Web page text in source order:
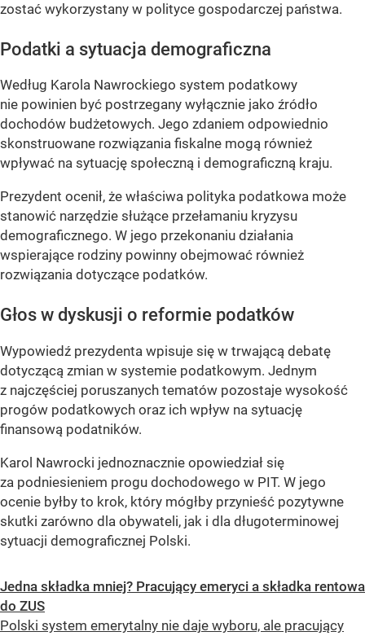
zostać wykorzystany w polityce gospodarczej państwa.
Podatki a sytuacja demograficzna
Według Karola Nawrockiego system podatkowy
nie powinien być postrzegany wyłącznie jako źródło
dochodów budżetowych. Jego zdaniem odpowiednio
skonstruowane rozwiązania fiskalne mogą również
wpływać na sytuację społeczną i demograficzną kraju.
Prezydent ocenił, że właściwa polityka podatkowa może
stanowić narzędzie służące przełamaniu kryzysu
demograficznego. W jego przekonaniu działania
wspierające rodziny powinny obejmować również
rozwiązania dotyczące podatków.
Głos w dyskusji o reformie podatków
Wypowiedź prezydenta wpisuje się w trwającą debatę
dotyczącą zmian w systemie podatkowym. Jednym
z najczęściej poruszanych tematów pozostaje wysokość
progów podatkowych oraz ich wpływ na sytuację
finansową podatników.
Karol Nawrocki jednoznacznie opowiedział się
za podniesieniem progu dochodowego w PIT. W jego
ocenie byłby to krok, który mógłby przynieść pozytywne
skutki zarówno dla obywateli, jak i dla długoterminowej
sytuacji demograficznej Polski.
Jedna składka mniej? Pracujący emeryci a składka rentowa
do ZUS
Polski system emerytalny nie daje wyboru, ale pracujący